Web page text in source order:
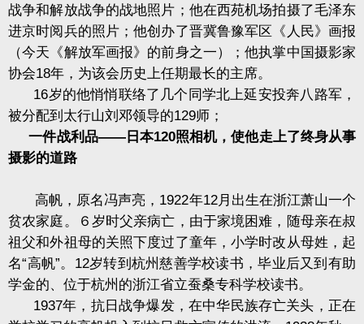
战争和解放战争的战地照片；他在西苑机场拍摄了毛泽东
进京时阅兵的照片；他创办了晋冀鲁豫军区《人民》画报
（今天《解放军画报》的前身之一）；他执掌中国摄影家
协会18年，为该会历史上任期最长的主席。
16岁的他悄悄联络了几个同学北上延安投奔八路军，
被分配到太行山刘邓领导的129师；
一件战利品——日本120照相机，使他走上了终身从事
摄影的道路
高帆，原名冯声亮，1922年12月出生在浙江萧山一个
贫农家庭。６岁时父亲病亡，由于家境困难，随母亲在叔
祖父和外祖母的关照下度过了童年，小学时改从母姓，起
名“高帆”。12岁转到杭州慈善学校读书，毕业后又到有助
学金的、位于杭州的浙江省立蚕桑专科学校读书。
1937年，抗日战争爆发，在中华民族存亡关头，正在